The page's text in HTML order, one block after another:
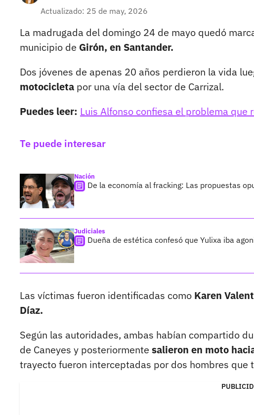
Actualizado: 25 de may, 2026
La madrugada del domingo 24 de mayo quedó
municipio de Girón, en Santander.
Dos jóvenes de apenas 20 años perdieron la vida
motocicleta por una vía del sector de Carrizal.
Puedes leer: Luis Alfonso confiesa el problema que
Te puede interesar
Nación
De la economía al fracking: Las propuestas
Judiciales
Dueña de estética confesó que Yulixa iba
Las víctimas fueron identificadas como Karen
Díaz.
Según las autoridades, ambas habían compartido
de Caneyes y posteriormente salieron en moto
trayecto fueron interceptadas por dos hombres que